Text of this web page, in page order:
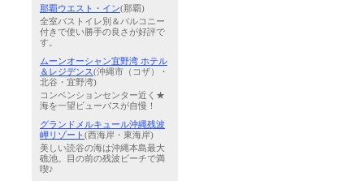
那覇ウエスト・イン(那覇)
全室バストイレ別＆バルコニー
付きで使い勝手の良さが好評で
す。
ムーンオーシャン宜野湾 ホテル
＆レジデンス(沖縄市（コザ）・
北谷・宜野湾)
コンベンションセンター近く★
海を一望ビューバスが自慢！
グランドメルキュール沖縄残波
岬リゾート(西海岸・東海岸)
美しい読谷の海は沖縄本島最大
礁池。目の前の残波ビーチで満
喫♪